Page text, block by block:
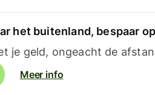
het buitenland, bespaar
je geld, ongeacht de
Meer info